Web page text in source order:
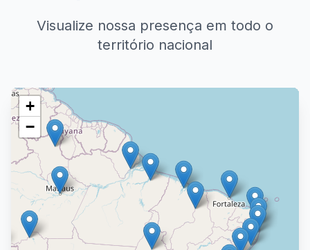
Visualize nossa presença em todo o
território nacional
+
−